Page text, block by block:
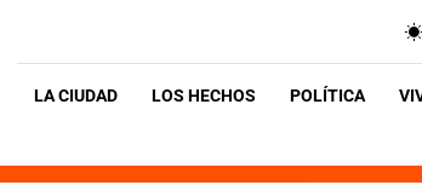
LA CIUDAD LOS HECHOS POLÍTICA